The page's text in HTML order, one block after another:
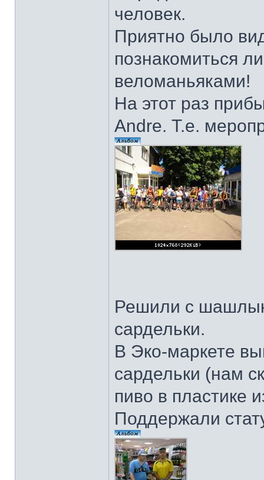
человек.
Приятно было
познакомиться
веломаньяками!
На этот раз
Andre. Т.е.
Решили с
сардельки.
В Эко-маркете
сардельки (нам
пиво в пластике
Поддержали